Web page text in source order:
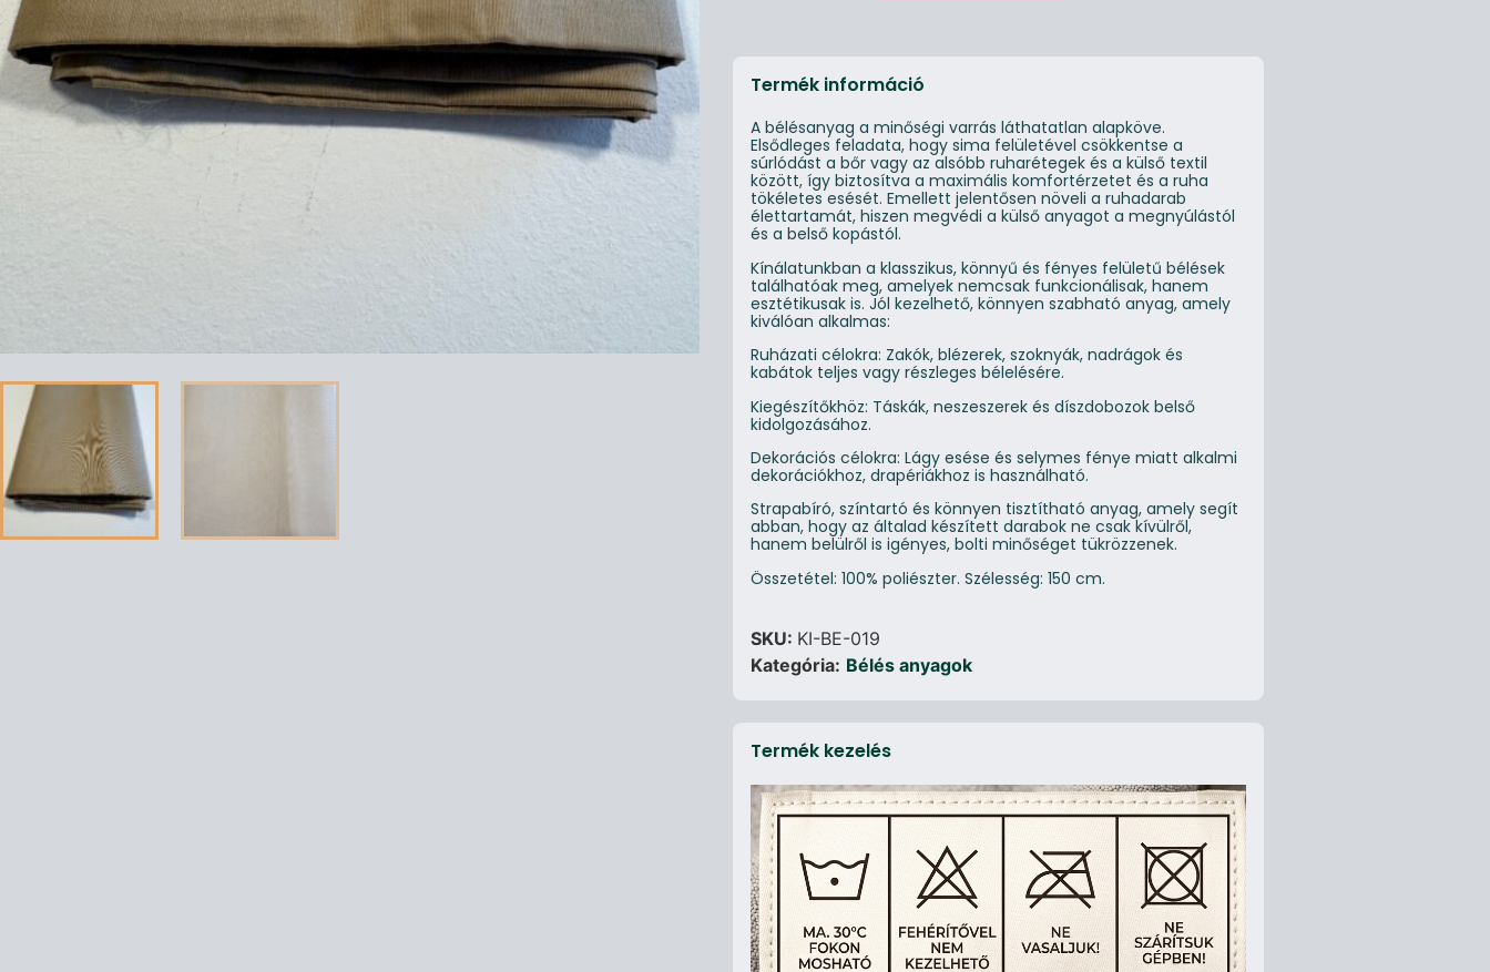
Termék információ
A bélésanyag a minőségi varrás láthatatlan alapköve.
Elsődleges feladata, hogy sima felületével csökkentse a
súrlódást a bőr vagy az alsóbb ruharétegek és a külső textil
között, így biztosítva a maximális komfortérzetet és a ruha
tökéletes esését. Emellett jelentősen növeli a ruhadarab
élettartamát, hiszen megvédi a külső anyagot a megnyúlástól
és a belső kopástól.
Kínálatunkban a klasszikus, könnyű és fényes felületű bélések
találhatóak meg, amelyek nemcsak funkcionálisak, hanem
esztétikusak is. Jól kezelhető, könnyen szabható anyag, amely
kiválóan alkalmas:
Ruházati célokra: Zakók, blézerek, szoknyák, nadrágok és
kabátok teljes vagy részleges bélelésére.
Kiegészítőkhöz: Táskák, neszeszerek és díszdobozok belső
kidolgozásához.
Dekorációs célokra: Lágy esése és selymes fénye miatt alkalmi
dekorációkhoz, drapériákhoz is használható.
Strapabíró, színtartó és könnyen tisztítható anyag, amely segít
abban, hogy az általad készített darabok ne csak kívülről,
hanem belülről is igényes, bolti minőséget tükrözzenek.
Összetétel: 100% poliészter. Szélesség: 150 cm.
SKU: KI-BE-019
Kategória: Bélés anyagok
Termék kezelés